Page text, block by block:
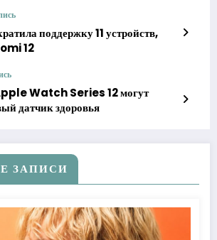
поддержку 11 устройств,
12
Watch Series 12 могут
датчик здоровья
ЗАПИСИ